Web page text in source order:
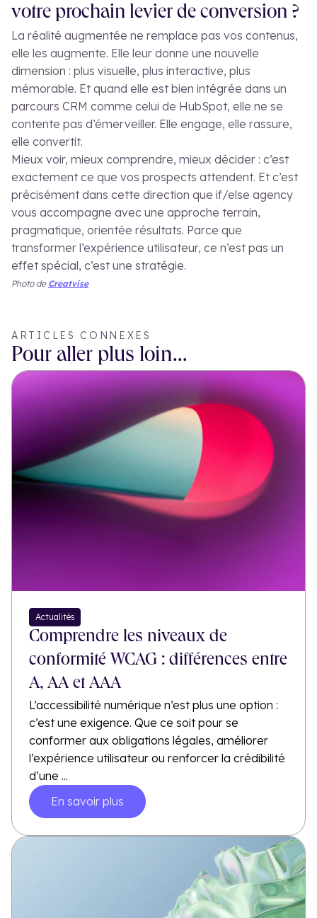
votre prochain levier de conversion ?
La réalité augmentée ne remplace pas vos contenus,
elle les augmente. Elle leur donne une nouvelle
dimension : plus visuelle, plus interactive, plus
mémorable. Et quand elle est bien intégrée dans un
parcours CRM comme celui de HubSpot, elle ne se
contente pas d’émerveiller. Elle engage, elle rassure,
elle convertit.
Mieux voir, mieux comprendre, mieux décider : c’est
exactement ce que vos prospects attendent. Et c’est
précisément dans cette direction que if/else agency
vous accompagne avec une approche terrain,
pragmatique, orientée résultats. Parce que
transformer l’expérience utilisateur, ce n’est pas un
effet spécial, c’est une stratégie.
Photo de Creatvise
ARTICLES CONNEXES
Pour aller plus loin...
Actualités
Comprendre les niveaux de
conformité WCAG : différences entre
A, AA et AAA
L’accessibilité numérique n’est plus une option :
c’est une exigence. Que ce soit pour se
conformer aux obligations légales, améliorer
l’expérience utilisateur ou renforcer la crédibilité
d’une ...
En savoir plus